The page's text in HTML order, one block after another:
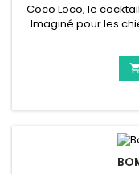
Coco Loco, le
Imaginé pour les
bien plus qu’un
moelleuse qui
Glissez ses
laissez la magie
